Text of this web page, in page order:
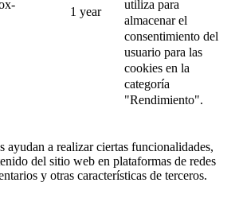
1 year
utiliza para
almacenar el
consentimiento del
usuario para las
cookies en la
categoría
"Rendimiento".
ayudan a realizar ciertas funcionalidades,
del sitio web en plataformas de redes
y otras características de terceros.